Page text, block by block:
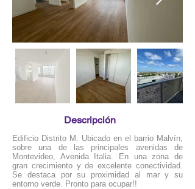
Descripción
Edificio Distrito M: Ubicado en el barrio Malvín,
sobre una de las principales avenidas de
Montevideo, Avenida Italia. En una zona de
gran crecimiento y de excelente conectividad.
Se destaca por su proximidad al mar y su
entorno verde. Pronto para ocupar!!